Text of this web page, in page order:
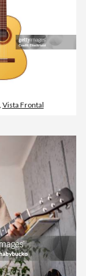
Vista Frontal